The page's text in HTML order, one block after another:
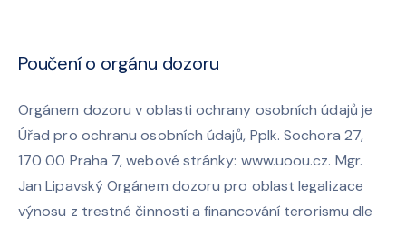
Poučení o orgánu dozoru
Orgánem dozoru v oblasti ochrany osobních údajů je
Úřad pro ochranu osobních údajů, Pplk. Sochora 27,
170 00 Praha 7, webové stránky: www.uoou.cz. Mgr.
Jan Lipavský Orgánem dozoru pro oblast legalizace
výnosu z trestné činnosti a financování terorismu dle